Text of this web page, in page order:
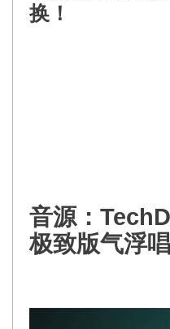
换！
音源：
极致版气浮